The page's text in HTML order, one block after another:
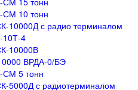
СМ 10 тонн
10000Д с радио терминалом
10Т-4
10000В
ВРДА-0/БЭ
СМ 5 тонн
5000Д с радиотерминалом